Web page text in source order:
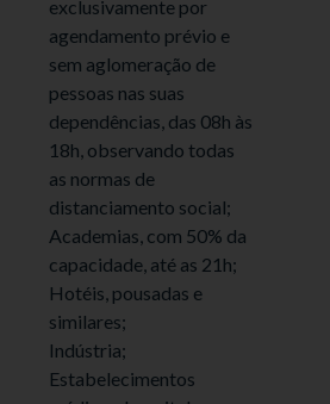
exclusivamente por
agendamento prévio e
sem aglomeração de
pessoas nas suas
dependências, das 08h às
18h, observando todas
as normas de
distanciamento social;
Academias, com 50% da
capacidade, até as 21h;
Hotéis, pousadas e
similares;
Indústria;
Estabelecimentos